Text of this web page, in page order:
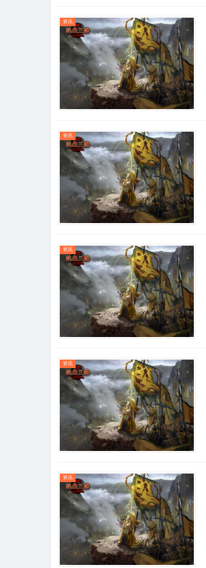
资讯
资讯
资讯
资讯
资讯